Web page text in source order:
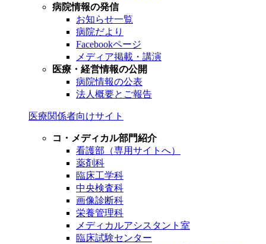
病院情報の発信
お知らせ一覧
病院だより
Facebookページ
メディア掲載・講演
医療・経営情報の公開
病院情報の公表
法人概要とご報告
医療関係者向けサイト
コ・メディカル部門紹介
看護部（専用サイトへ）
薬剤科
臨床工学科
中央検査科
画像診断科
栄養管理科
メディカルアシスタント室
臨床試験センター